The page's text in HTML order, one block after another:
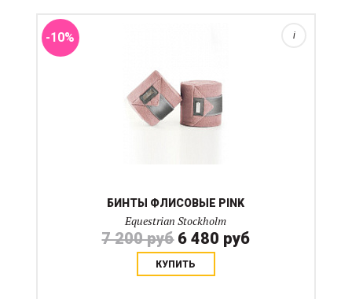
-10%
БИНТЫ ФЛИСОВЫЕ PINK
Equestrian Stockholm
7 200 руб 6 480 руб
КУПИТЬ
i